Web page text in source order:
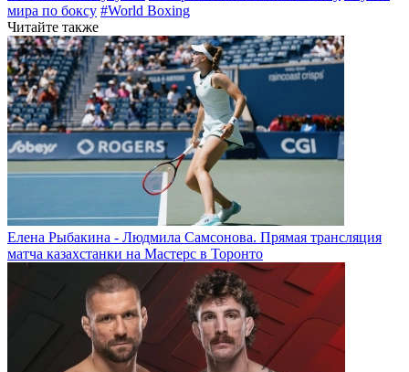
мира по боксу #World Boxing
Читайте также
Елена Рыбакина - Людмила Самсонова. Прямая трансляция
матча казахстанки на Мастерс в Торонто